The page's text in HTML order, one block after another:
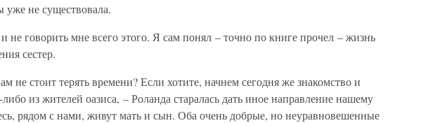
уже не существовала.
не говорить мне всего этого. Я сам понял – точно по книге прочел – жизнь
сестер.
не стоит терять времени? Если хотите, начнем сегодня же знакомство и
из жителей оазиса, – Роланда старалась дать иное направление нашему
рядом с нами, живут мать и сын. Оба очень добрые, но неуравновешенные